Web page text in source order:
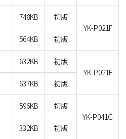
748KB
初版
YK-P021F
564KB 初版
632KB
初版
YK-P021F
637KB 初版
596KB
初版
YK-P041G
332KB 初版